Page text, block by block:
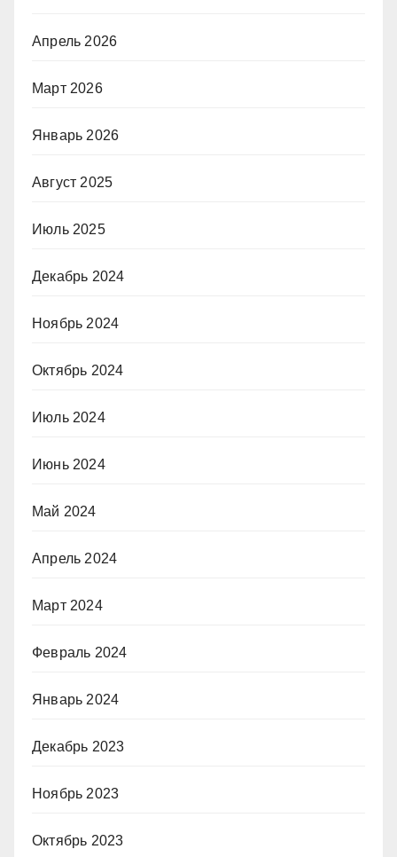
Апрель 2026
Март 2026
Январь 2026
Август 2025
Июль 2025
Декабрь 2024
Ноябрь 2024
Октябрь 2024
Июль 2024
Июнь 2024
Май 2024
Апрель 2024
Март 2024
Февраль 2024
Январь 2024
Декабрь 2023
Ноябрь 2023
Октябрь 2023